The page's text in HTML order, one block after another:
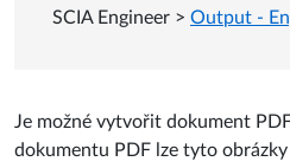
SCIA Engineer > Output -
Je možné vytvořit dokument
dokumentu PDF lze tyto